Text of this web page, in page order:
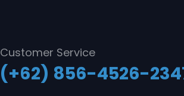
Customer Service
(+62) 856-4526-